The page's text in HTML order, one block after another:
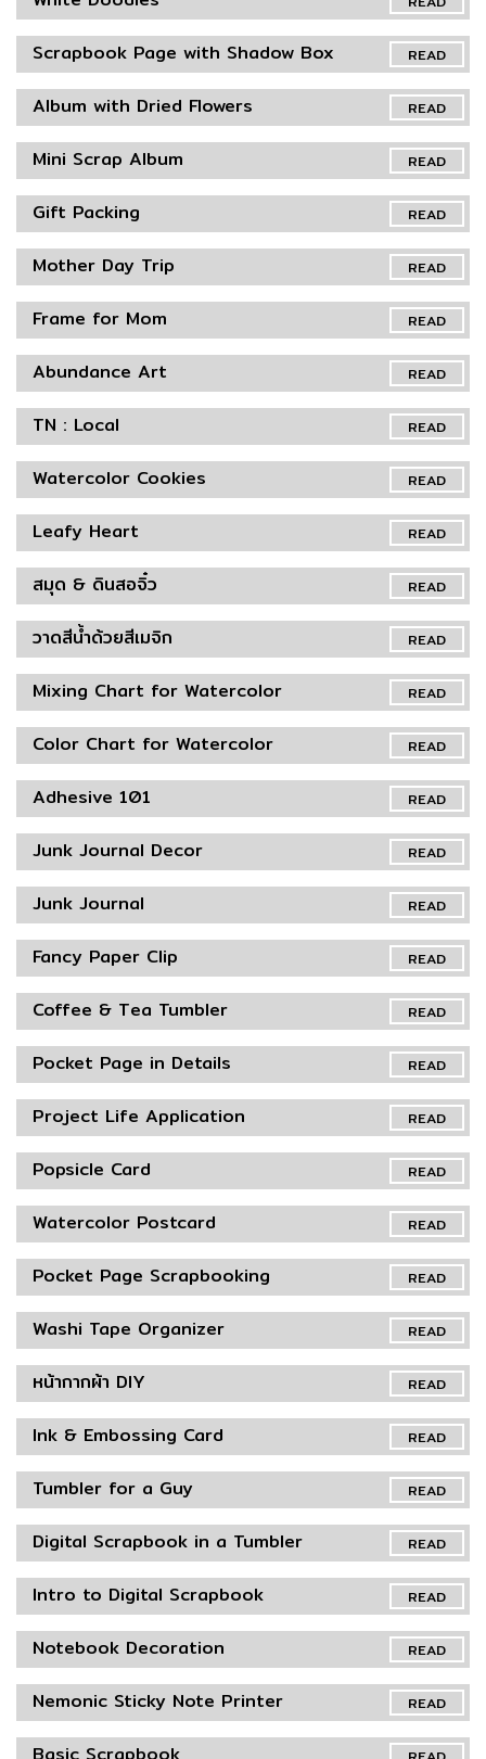
READ
Scrapbook Page with Shadow Box
READ
Album with Dried Flowers
READ
Mini Scrap Album
READ
Gift Packing
READ
Mother Day Trip
READ
Frame for Mom
READ
Abundance Art
READ
TN : Local
READ
Watercolor Cookies
READ
Leafy Heart
READ
สมุด & ดินสอจิ๋ว
READ
วาดสีน้ำด้วยสีเมจิก
READ
Mixing Chart for Watercolor
READ
Color Chart for Watercolor
READ
Adhesive 101
READ
Junk Journal Decor
READ
Junk Journal
READ
Fancy Paper Clip
READ
Coffee & Tea Tumbler
READ
Pocket Page in Details
READ
Project Life Application
READ
Popsicle Card
READ
Watercolor Postcard
READ
Pocket Page Scrapbooking
READ
Washi Tape Organizer
READ
หน้ากากผ้า DIY
READ
Ink & Embossing Card
READ
Tumbler for a Guy
READ
Digital Scrapbook in a Tumbler
READ
Intro to Digital Scrapbook
READ
Notebook Decoration
READ
Nemonic Sticky Note Printer